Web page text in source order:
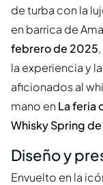
de turba con la
en barrica de
febrero de 2025
la experiencia y
aficionados al
mano en La feria
Whisky Spring
Diseño y
Envuelto en la